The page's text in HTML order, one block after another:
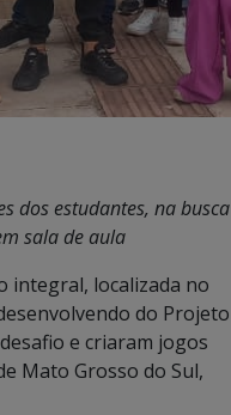
dos estudantes, na busca
sala de aula
integral, localizada no
do Projeto
e criaram jogos
Mato Grosso do Sul,